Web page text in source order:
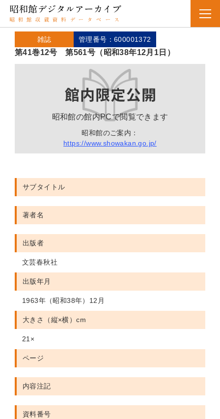
雑誌 管理番号：600001372
第41巻12号 第561号（昭和38年12月1日）
昭和館の館内PCで閲覧できます
昭和館のご案内：
https://www.showakan.go.jp/
サブタイトル
著者名
出版者
文芸春秋社
出版年月
1963年（昭和38年）12月
大きさ（縦×横）cm
21×
ページ
内容注記
資料番号